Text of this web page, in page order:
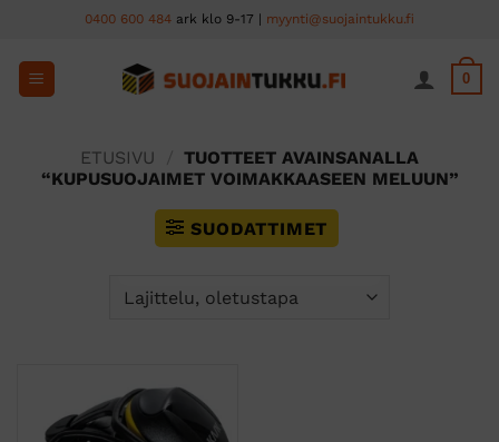
content
0400 600 484 ark klo 9-17 | myynti@suojaintukku.fi
0
ETUSIVU
TUOTTEET AVAINSANALLA
“KUPUSUOJAIMET VOIMAKKAASEEN MELUUN”
SUODATTIMET